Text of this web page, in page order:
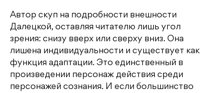
Автор скуп на подробности внешности
Далецкой, оставляя читателю лишь угол
зрения: снизу вверх или сверху вниз. Она
лишена индивидуальности и существует как
функция адаптации. Это единственный в
произведении персонаж действия среди
персонажей сознания. И если большинство